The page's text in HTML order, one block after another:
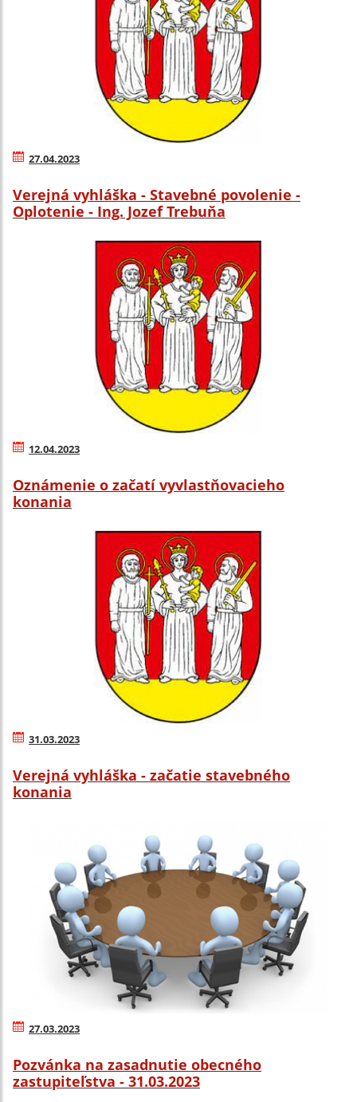
27.04.2023
Verejná vyhláška - Stavebné povolenie -
Oplotenie - Ing. Jozef Trebuňa
12.04.2023
Oznámenie o začatí vyvlastňovacieho
konania
31.03.2023
Verejná vyhláška - začatie stavebného
konania
27.03.2023
Pozvánka na zasadnutie obecného
zastupiteľstva - 31.03.2023